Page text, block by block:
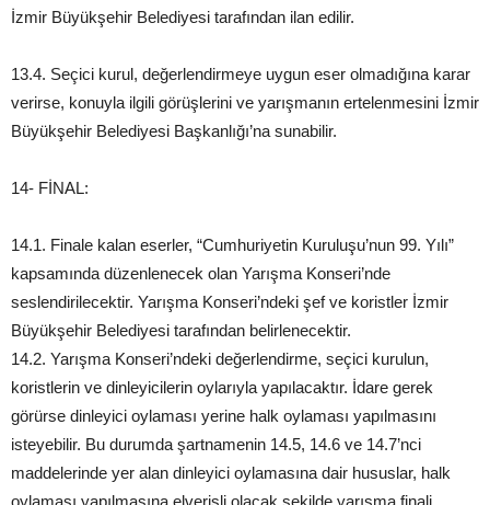
İzmir Büyükşehir Belediyesi tarafından ilan edilir.
13.4. Seçici kurul, değerlendirmeye uygun eser olmadığına karar
verirse, konuyla ilgili görüşlerini ve yarışmanın ertelenmesini İzmir
Büyükşehir Belediyesi Başkanlığı’na sunabilir.
14- FİNAL:
14.1. Finale kalan eserler, “Cumhuriyetin Kuruluşu’nun 99. Yılı”
kapsamında düzenlenecek olan Yarışma Konseri’nde
seslendirilecektir. Yarışma Konseri’ndeki şef ve koristler İzmir
Büyükşehir Belediyesi tarafından belirlenecektir.
14.2. Yarışma Konseri’ndeki değerlendirme, seçici kurulun,
koristlerin ve dinleyicilerin oylarıyla yapılacaktır. İdare gerek
görürse dinleyici oylaması yerine halk oylaması yapılmasını
isteyebilir. Bu durumda şartnamenin 14.5, 14.6 ve 14.7’nci
maddelerinde yer alan dinleyici oylamasına dair hususlar, halk